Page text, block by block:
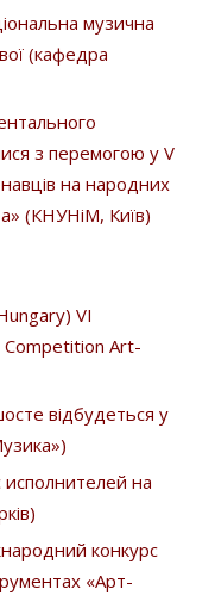
музична
(кафедра
з перемогою у V
на народних
(КНУНіМ, Київ)
VI
Art-
відбудеться у
на
конкурс
«Арт-